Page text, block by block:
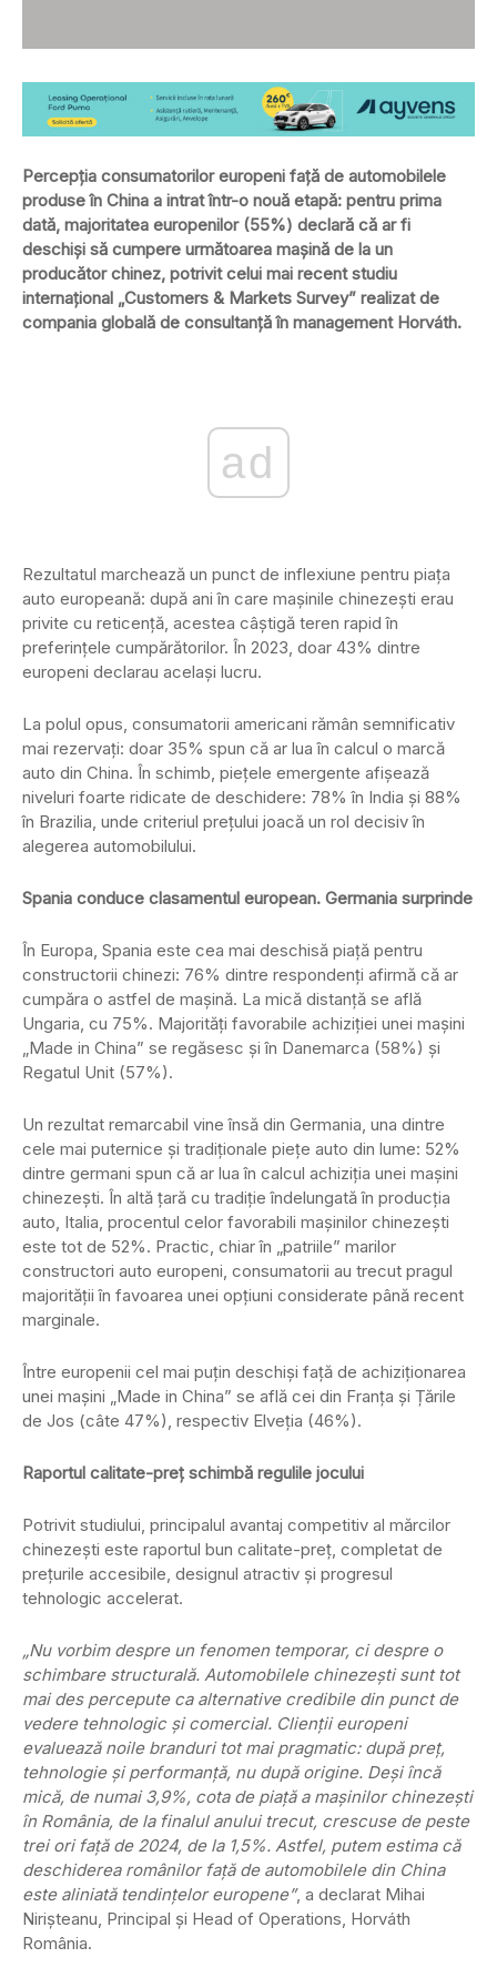
Percepția consumatorilor europeni față de automobilele
produse în China a intrat într-o nouă etapă: pentru prima
dată, majoritatea europenilor (55%) declară că ar fi
deschiși să cumpere următoarea mașină de la un
producător chinez, potrivit celui mai recent studiu
internațional „Customers & Markets Survey” realizat de
compania globală de consultanță în management Horváth.
ad
Rezultatul marchează un punct de inflexiune pentru piața
auto europeană: după ani în care mașinile chinezești erau
privite cu reticență, acestea câștigă teren rapid în
preferințele cumpărătorilor. În 2023, doar 43% dintre
europeni declarau același lucru.
La polul opus, consumatorii americani rămân semnificativ
mai rezervați: doar 35% spun că ar lua în calcul o marcă
auto din China. În schimb, piețele emergente afișează
niveluri foarte ridicate de deschidere: 78% în India și 88%
în Brazilia, unde criteriul prețului joacă un rol decisiv în
alegerea automobilului.
Spania conduce clasamentul european. Germania surprinde
În Europa, Spania este cea mai deschisă piață pentru
constructorii chinezi: 76% dintre respondenți afirmă că ar
cumpăra o astfel de mașină. La mică distanță se află
Ungaria, cu 75%. Majorități favorabile achiziției unei mașini
„Made in China” se regăsesc și în Danemarca (58%) și
Regatul Unit (57%).
Un rezultat remarcabil vine însă din Germania, una dintre
cele mai puternice și tradiționale piețe auto din lume: 52%
dintre germani spun că ar lua în calcul achiziția unei mașini
chinezești. În altă țară cu tradiție îndelungată în producția
auto, Italia, procentul celor favorabili mașinilor chinezești
este tot de 52%. Practic, chiar în „patriile” marilor
constructori auto europeni, consumatorii au trecut pragul
majorității în favoarea unei opțiuni considerate până recent
marginale.
Între europenii cel mai puțin deschiși față de achiziționarea
unei mașini „Made in China” se află cei din Franța și Țările
de Jos (câte 47%), respectiv Elveția (46%).
Raportul calitate-preț schimbă regulile jocului
Potrivit studiului, principalul avantaj competitiv al mărcilor
chinezești este raportul bun calitate-preț, completat de
prețurile accesibile, designul atractiv și progresul
tehnologic accelerat.
„Nu vorbim despre un fenomen temporar, ci despre o
schimbare structurală. Automobilele chinezești sunt tot
mai des percepute ca alternative credibile din punct de
vedere tehnologic și comercial. Clienții europeni
evaluează noile branduri tot mai pragmatic: după preț,
tehnologie și performanță, nu după origine. Deși încă
mică, de numai 3,9%, cota de piață a mașinilor chinezești
în România, de la finalul anului trecut, crescuse de peste
trei ori față de 2024, de la 1,5%. Astfel, putem estima că
deschiderea românilor față de automobilele din China
este aliniată tendințelor europene”, a declarat Mihai
Nirișteanu, Principal și Head of Operations, Horváth
România.